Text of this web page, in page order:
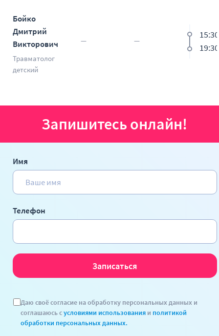
Бойко
Дмитрий
Викторович
Травматолог
детский
15:30
19:30
Запишитесь онлайн!
Имя
Телефон
Даю своё согласие на обработку персональных данных и
соглашаюсь сусловиями использования и политикой
обработки персональных данных.